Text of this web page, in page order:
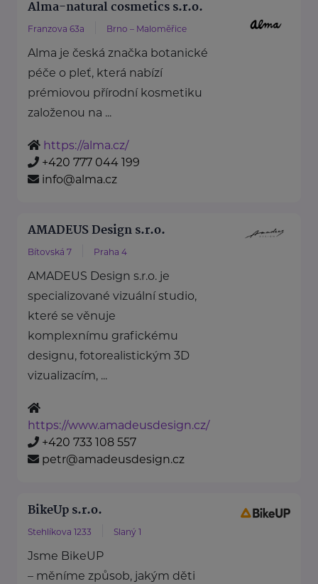
Alma-natural cosmetics s.r.o.
Franzova 63a Brno – Maloměřice
Alma je česká značka botanické
péče o pleť, která nabízí
prémiovou přírodní kosmetiku
založenou na ...
https://alma.cz/
+420 777 044 199
info@alma.cz
AMADEUS Design s.r.o.
Bítovská 7 Praha 4
AMADEUS Design s.r.o. je
specializované vizuální studio,
které se věnuje
komplexnímu grafickému
designu, fotorealistickým 3D
vizualizacím, ...
https://www.amadeusdesign.cz/
+420 733 108 557
petr@amadeusdesign.cz
BikeUp s.r.o.
Stehlíkova 1233 Slaný 1
Jsme BikeUP
– měníme způsob, jakým děti